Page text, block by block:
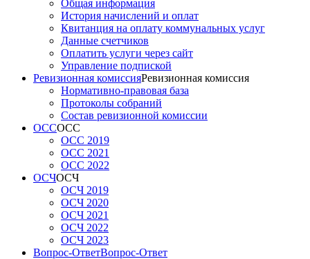
Общая информация
История начислений и оплат
Квитанция на оплату коммунальных услуг
Данные счетчиков
Оплатить услуги через сайт
Управление подпиской
Ревизионная комиссияРевизионная комиссия
Нормативно-правовая база
Протоколы собраний
Состав ревизионной комиссии
ОССОСС
ОСС 2019
ОСС 2021
ОСС 2022
ОСЧОСЧ
ОСЧ 2019
ОСЧ 2020
ОСЧ 2021
ОСЧ 2022
ОСЧ 2023
Вопрос-ОтветВопрос-Ответ